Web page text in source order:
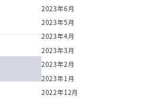
2023年6月
2023年5月
2023年4月
2023年3月
2023年2月
2023年1月
2022年12月